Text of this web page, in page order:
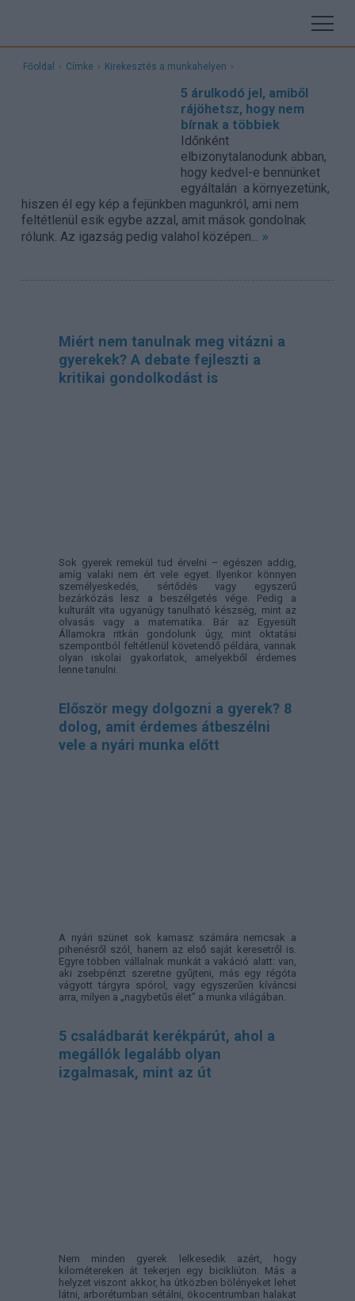
Főoldal › Címke › Kirekesztés a munkahelyen ›
5 árulkodó jel, amiből
rájöhetsz, hogy nem
bírnak a többiek
Időnként
elbizonytalanodunk abban,
hogy kedvel-e bennünket
egyáltalán a környezetünk,
hiszen él egy kép a fejünkben magunkról, ami nem
feltétlenül esik egybe azzal, amit mások gondolnak
rólunk. Az igazság pedig valahol középen... »
Miért nem tanulnak meg vitázni a
gyerekek? A debate fejleszti a
kritikai gondolkodást is
Sok gyerek remekül tud érvelni – egészen addig,
amíg valaki nem ért vele egyet. Ilyenkor könnyen
személyeskedés, sértődés vagy egyszerű
bezárkózás lesz a beszélgetés vége. Pedig a
kulturált vita ugyanúgy tanulható készség, mint az
olvasás vagy a matematika. Bár az Egyesült
Államokra ritkán gondolunk úgy, mint oktatási
szempontból feltétlenül követendő példára, vannak
olyan iskolai gyakorlatok, amelyekből érdemes
lenne tanulni.
Először megy dolgozni a gyerek? 8
dolog, amit érdemes átbeszélni
vele a nyári munka előtt
A nyári szünet sok kamasz számára nemcsak a
pihenésről szól, hanem az első saját keresetről is.
Egyre többen vállalnak munkát a vakáció alatt: van,
aki zsebpénzt szeretne gyűjteni, más egy régóta
vágyott tárgyra spórol, vagy egyszerűen kíváncsi
arra, milyen a „nagybetűs élet” a munka világában.
5 családbarát kerékpárút, ahol a
megállók legalább olyan
izgalmasak, mint az út
Nem minden gyerek lelkesedik azért, hogy
kilométereken át tekerjen egy bicikliúton. Más a
helyzet viszont akkor, ha útközben bölényeket lehet
látni, arborétumban sétálni, ökocentrumban halakat